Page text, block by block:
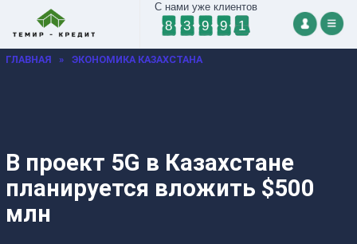
С нами уже клиентов
8 3 9 9 1
ГЛАВНАЯ » ЭКОНОМИКА КАЗАХСТАНА
В проект 5G в Казахстане
планируется вложить $500
млн